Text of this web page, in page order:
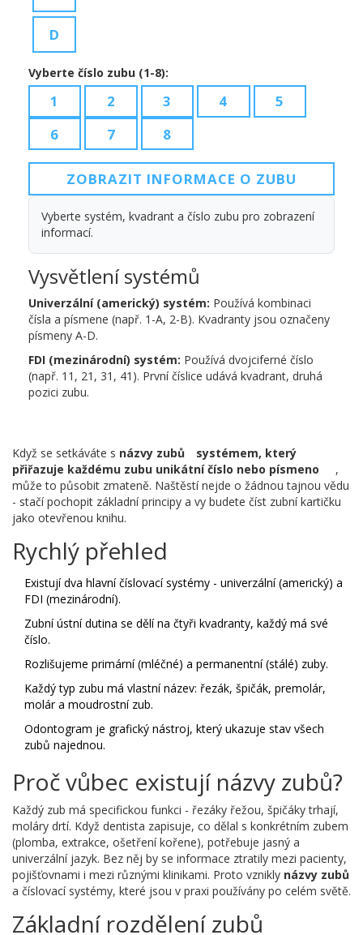
D
Vyberte číslo zubu (1-8):
1 2 3 4
5
6
7 8
ZOBRAZIT INFORMACE O ZUBU
Vyberte systém, kvadrant a číslo zubu pro zobrazení
informací.
Vysvětlení systémů
Univerzální (americký) systém: Používá kombinaci
čísla a písmene (např. 1-A, 2-B). Kvadranty jsou označeny
písmeny A-D.
FDI (mezinárodní) systém: Používá dvojciferné číslo
(např. 11, 21, 31, 41). První číslice udává kvadrant, druhá
pozici zubu.
Když se setkáváte s názvy zubů
systémem, který
přiřazuje každému zubu unikátní číslo nebo písmeno
,
může to působit zmateně. Naštěstí nejde o žádnou tajnou vědu
- stačí pochopit základní principy a vy budete číst zubní kartičku
jako otevřenou knihu.
Rychlý přehled
Existují dva hlavní číslovací systémy - univerzální (americký) a
FDI (mezinárodní).
Zubní ústní dutina se dělí na čtyři kvadranty, každý má své
číslo.
Rozlišujeme primární (mléčné) a permanentní (stálé) zuby.
Každý typ zubu má vlastní název: řezák, špičák, premolár,
molár a moudrostní zub.
Odontogram je grafický nástroj, který ukazuje stav všech
zubů najednou.
Proč vůbec existují názvy zubů?
Každý zub má specifickou funkci - řezáky řežou, špičáky trhají,
moláry drtí. Když dentista zapisuje, co dělal s konkrétním zubem
(plomba, extrakce, ošetření kořene), potřebuje jasný a
univerzální jazyk. Bez něj by se informace ztratily mezi pacienty,
pojišťovnami i mezi různými klinikami. Proto vznikly názvy zubů
a číslovací systémy, které jsou v praxi používány po celém světě.
Základní rozdělení zubů